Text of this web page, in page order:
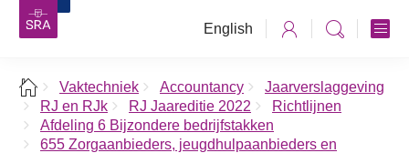
English
Vaktechniek Accountancy
Jaarverslaggeving
RJ en RJk
RJ Jaareditie 2022
Richtlijnen
Afdeling 6 Bijzondere bedrijfstakken
655 Zorgaanbieders, jeugdhulpaanbieders en